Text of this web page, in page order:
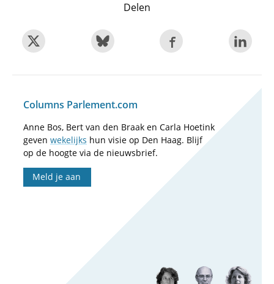
Delen
Columns Parlement.com
Anne Bos, Bert van den Braak en Carla Hoetink
geven wekelijks hun visie op Den Haag. Blijf
op de hoogte via de nieuwsbrief.
Meld je aan